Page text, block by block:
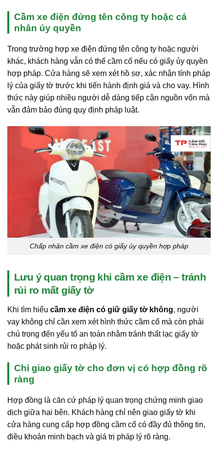
Cầm xe điện đứng tên công ty hoặc cá
nhân ủy quyền
Trong trường hợp xe điện đứng tên công ty hoặc người
khác, khách hàng vẫn có thể cầm cố nếu có giấy ủy quyền
hợp pháp. Cửa hàng sẽ xem xét hồ sơ, xác nhận tính pháp
lý của giấy tờ trước khi tiến hành định giá và cho vay. Hình
thức này giúp nhiều người dễ dàng tiếp cận nguồn vốn mà
vẫn đảm bảo đúng quy định pháp luật.
Chấp nhận cầm xe điện có giấy ủy quyền hợp pháp
Lưu ý quan trọng khi cầm xe điện – tránh
rủi ro mất giấy tờ
Khi tìm hiểu cầm xe điện có giữ giấy tờ không, người
vay không chỉ cần xem xét hình thức cầm cố mà còn phải
chú trọng đến yếu tố an toàn nhằm tránh thất lạc giấy tờ
hoặc phát sinh rủi ro pháp lý.
Chỉ giao giấy tờ cho đơn vị có hợp đồng rõ
ràng
Hợp đồng là căn cứ pháp lý quan trọng chứng minh giao
dịch giữa hai bên. Khách hàng chỉ nên giao giấy tờ khi
cửa hàng cung cấp hợp đồng cầm cố có đầy đủ thông tin,
điều khoản minh bạch và giá trị pháp lý rõ ràng.